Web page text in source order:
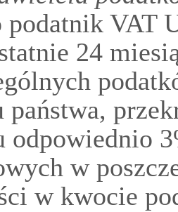
podatnik VAT
24
państwa,
odpowiednio
w
w kwocie